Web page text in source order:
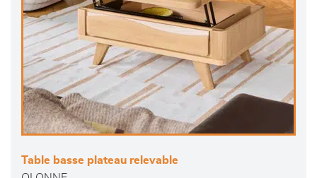
Table basse plateau relevable